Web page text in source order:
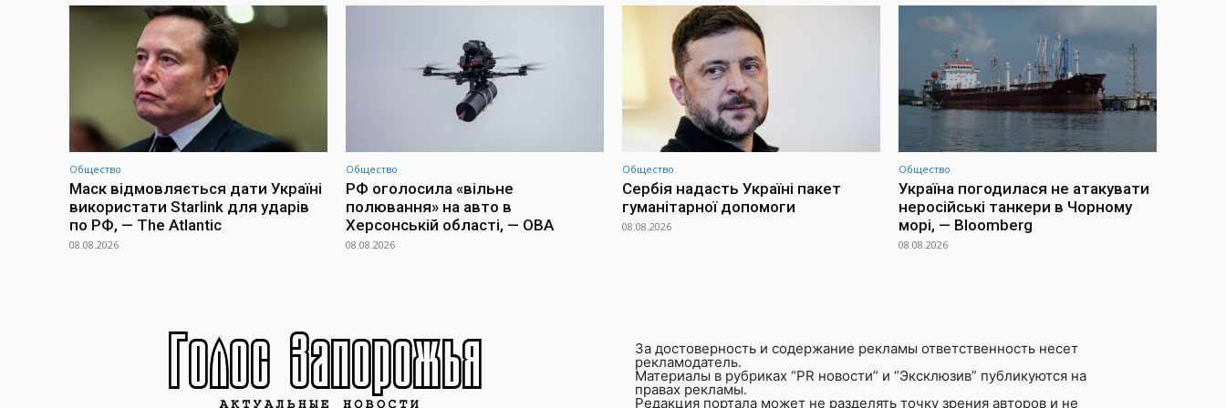
Общество
Маск відмовляється дати Україні
використати Starlink для ударів
по РФ, — The Atlantic
08.08.2026
Общество
РФ оголосила «вільне
полювання» на авто в
Херсонській області, — ОВА
08.08.2026
Общество
Сербія надасть Україні пакет
гуманітарної допомоги
08.08.2026
Общество
Україна погодилася не атакувати
неросійські танкери в Чорному
морі, — Bloomberg
08.08.2026
За достоверность и содержание рекламы ответственность несет
рекламодатель.
Материалы в рубриках “PR новости” и “Эксклюзив” публикуются на
правах рекламы.
Редакция портала может не разделять точку зрения авторов и не